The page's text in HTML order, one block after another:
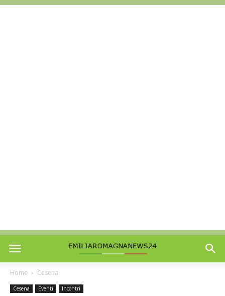
Home Cesena
Cesena Eventi Incontri